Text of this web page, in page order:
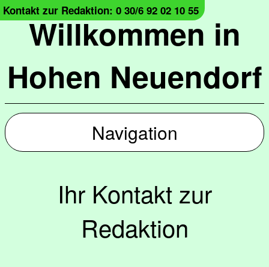
Willkommen in
Hohen Neuendorf
Kontakt zur Redaktion: 0 30/6 92 02 10 55
Navigation
Ihr Kontakt zur
Redaktion